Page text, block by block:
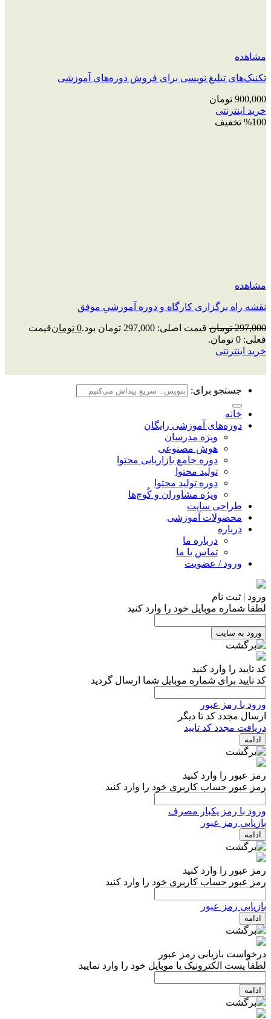
مشاهده
تکنیک‌های تبلیغ نویسی برای فروش دوره‌های آموزشی
900,000 تومان
خرید اینترنتی
%100 تخفیف
مشاهده
نقشه راه برگزاری کارگاه و دوره آموزشیِ موفق
297,000 تومان قیمت اصلی: 297,000 تومان بود. 0 تومانقیمت
فعلی: 0 تومان.
خرید اینترنتی
جستجو برای:
خانه
دوره‌های آموزشی رایگان
ویژه مدرسان
هوش مصنوعی
دوره جامع بازاریابی محتوا
تولید محتوا
دوره تولید محتوا
ویژه مشاوران و کُوچ‌ها
طراحی سایت
محصولات آموزشی
درباره
درباره ما
تماس با ما
ورود / عضویت
ورود | ثبت نام
لطفا شماره موبایل خود را وارد کنید
ورود به سایت
کد تایید را وارد کنید
کد تایید برای شماره موبایل شما ارسال گردید
ورود با رمز عبور
ارسال مجدد کد تا دیگر
دریافت مجدد کد تایید
ادامه
رمز عبور را وارد کنید
رمز عبور حساب کاربری خود را وارد کنید
ورود با رمز یکبار مصرف
بازیابی رمز عبور
ادامه
رمز عبور را وارد کنید
رمز عبور حساب کاربری خود را وارد کنید
بازیابی رمز عبور
ادامه
درخواست بازیابی رمز عبور
لطفاً پست الکترونیک یا موبایل خود را وارد نمایید
ادامه